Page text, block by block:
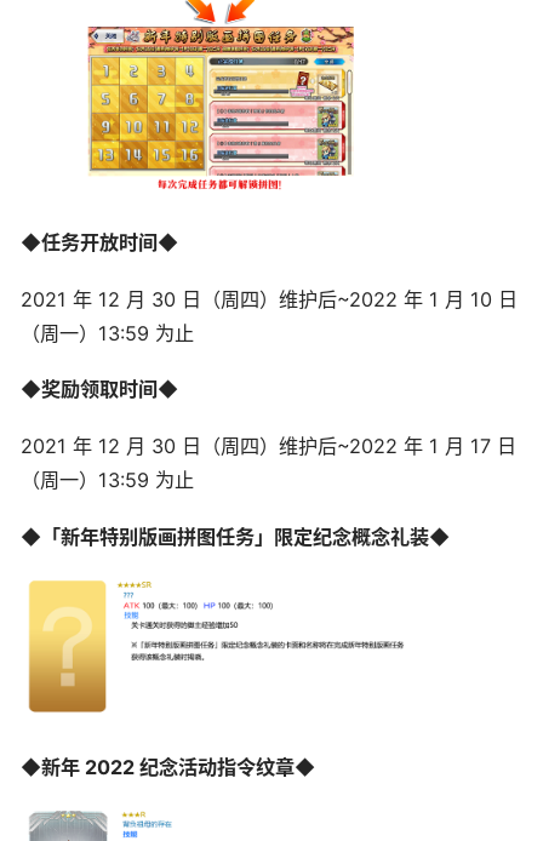
◆任务开放时间◆
2021 年 12 月 30 日（周四）维护后~2022 年 1 月 10 日
（周一）13:59 为止
◆奖励领取时间◆
2021 年 12 月 30 日（周四）维护后~2022 年 1 月 17 日
（周一）13:59 为止
◆「新年特别版画拼图任务」限定纪念概念礼装◆
◆新年 2022 纪念活动指令纹章◆